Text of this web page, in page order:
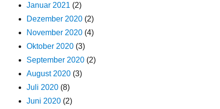
Januar 2021 (2)
Dezember 2020 (2)
November 2020 (4)
Oktober 2020 (3)
September 2020 (2)
August 2020 (3)
Juli 2020 (8)
Juni 2020 (2)